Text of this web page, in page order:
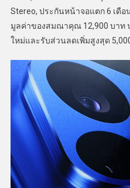
Stereo, ประกันหน้าจอแตก 6 เดื
มูลค่าของสมณาคุณ 12,900 บาท
ใหม่และรับส่วนลดเพิ่มสูงสุด